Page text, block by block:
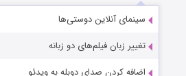
سینمای آنلاین دوستی‌ها
تغییر زبان فیلم‌های دو زبانه
اضافه کردن صدای دوبله به ویدئو